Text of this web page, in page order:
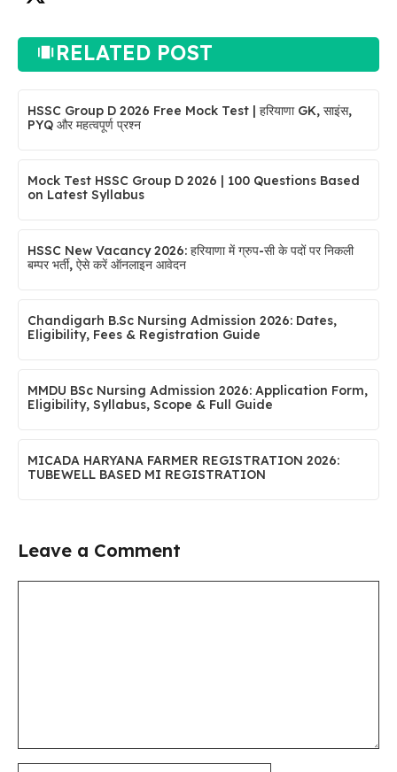
RELATED POST
HSSC Group D 2026 Free Mock Test | हरियाणा GK, साइंस,
PYQ और महत्वपूर्ण प्रश्न
Mock Test HSSC Group D 2026 | 100 Questions Based
on Latest Syllabus
HSSC New Vacancy 2026: हरियाणा में ग्रुप-सी के पदों पर निकली
बम्पर भर्ती, ऐसे करें ऑनलाइन आवेदन
Chandigarh B.Sc Nursing Admission 2026: Dates,
Eligibility, Fees & Registration Guide
MMDU BSc Nursing Admission 2026: Application Form,
Eligibility, Syllabus, Scope & Full Guide
MICADA HARYANA FARMER REGISTRATION 2026:
TUBEWELL BASED MI REGISTRATION
Leave a Comment